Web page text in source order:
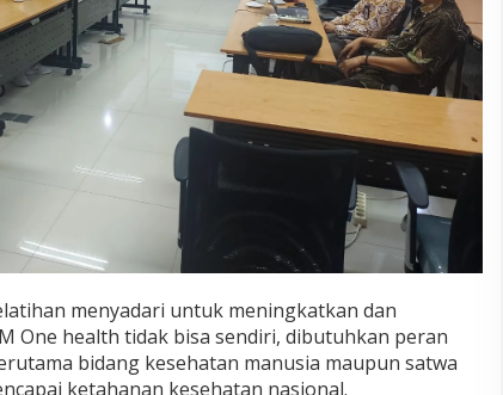
menyadari untuk meningkatkan dan
One health tidak bisa sendiri, dibutuhkan peran
bidang kesehatan manusia maupun satwa
ketahanan kesehatan nasional.